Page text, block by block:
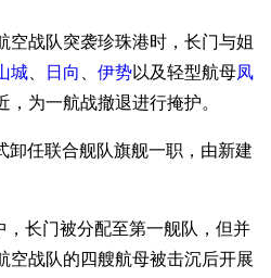
空战队突袭珍珠港时，长门与姐
城、 日向 、 伊势以及轻型航母凤
为一航战撤退进行掩护。
卸任联合舰队旗舰一职，由新建
长门被分配至第一舰队，但并
空战队的四艘航母被击沉后开展